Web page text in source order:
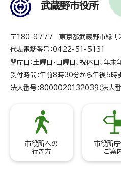
武蔵野市役所
〒180-8777 東京都武蔵野市緑
代表電話番号：0422-51-5131
閉庁日：土曜日・日曜日、祝休日、年
受付時間：午前8時30分から午後5時
法人番号：8000020132039（ 法人
市役所への
行き方
市役所
ご案